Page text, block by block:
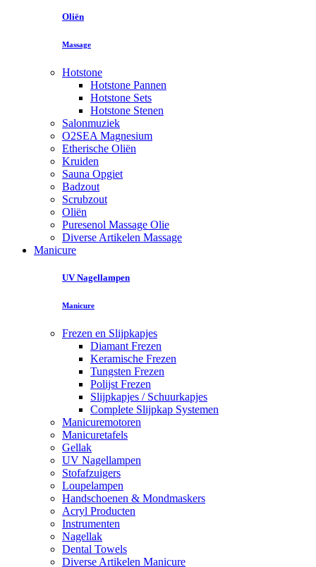
Oliën
Massage
Hotstone
Hotstone Pannen
Hotstone Sets
Hotstone Stenen
Salonmuziek
O2SEA Magnesium
Etherische Oliën
Kruiden
Sauna Opgiet
Badzout
Scrubzout
Oliën
Puresenol Massage Olie
Diverse Artikelen Massage
Manicure
UV Nagellampen
Manicure
Frezen en Slijpkapjes
Diamant Frezen
Keramische Frezen
Tungsten Frezen
Polijst Frezen
Slijpkapjes / Schuurkapjes
Complete Slijpkap Systemen
Manicuremotoren
Manicuretafels
Gellak
UV Nagellampen
Stofafzuigers
Loupelampen
Handschoenen & Mondmaskers
Acryl Producten
Instrumenten
Nagellak
Dental Towels
Diverse Artikelen Manicure